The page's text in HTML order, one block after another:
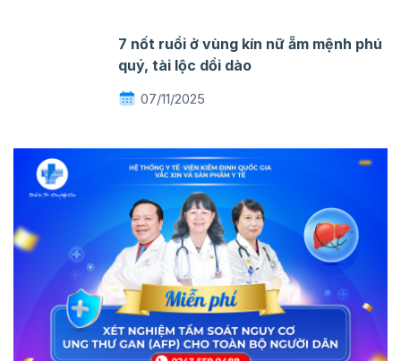
7 nốt ruồi ở vùng kín nữ ẵm mệnh phú
quý, tài lộc dồi dào
07/11/2025